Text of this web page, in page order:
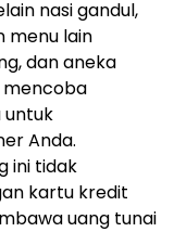
nasi gandul,
menu lain
dan aneka
mencoba
untuk
Anda.
ini tidak
kartu kredit
uang tunai